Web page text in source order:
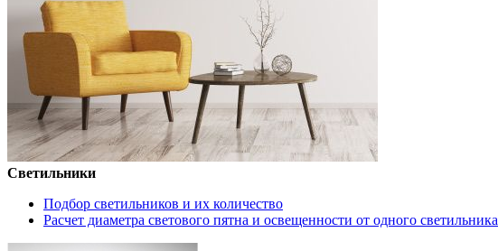
Светильники
Подбор светильников и их количество
Расчет диаметра светового пятна и освещенности от одного светильника